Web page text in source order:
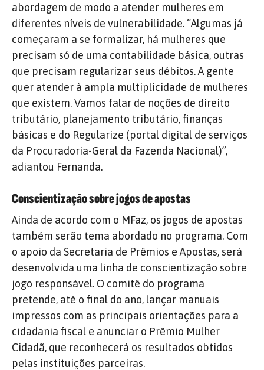
abordagem de modo a atender mulheres em
diferentes níveis de vulnerabilidade. “Algumas já
começaram a se formalizar, há mulheres que
precisam só de uma contabilidade básica, outras
que precisam regularizar seus débitos. A gente
quer atender à ampla multiplicidade de mulheres
que existem. Vamos falar de noções de direito
tributário, planejamento tributário, finanças
básicas e do Regularize (portal digital de serviços
da Procuradoria-Geral da Fazenda Nacional)”,
adiantou Fernanda.
Conscientização sobre jogos de apostas
Ainda de acordo com o MFaz, os jogos de apostas
também serão tema abordado no programa. Com
o apoio da Secretaria de Prêmios e Apostas, será
desenvolvida uma linha de conscientização sobre
jogo responsável. O comitê do programa
pretende, até o final do ano, lançar manuais
impressos com as principais orientações para a
cidadania fiscal e anunciar o Prêmio Mulher
Cidadã, que reconhecerá os resultados obtidos
pelas instituições parceiras.